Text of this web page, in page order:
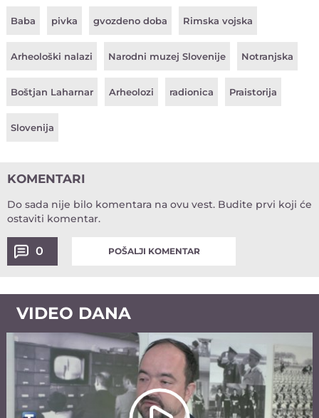
Baba pivka gvozdeno doba Rimska vojska
Arheološki nalazi Narodni muzej Slovenije Notranjska
Boštjan Laharnar Arheolozi radionica Praistorija
Slovenija
KOMENTARI
Do sada nije bilo komentara na ovu vest. Budite prvi koji će
ostaviti komentar.
0 POŠALJI KOMENTAR
VIDEO DANA